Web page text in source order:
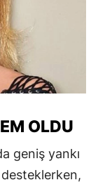
OLDU
geniş yankı
desteklerken,